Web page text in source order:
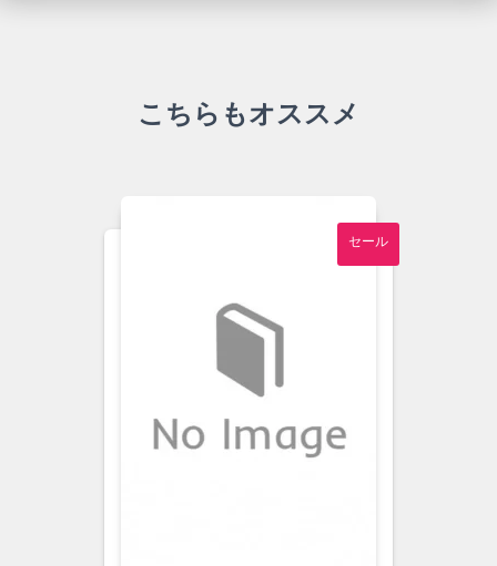
こちらもオススメ
セール